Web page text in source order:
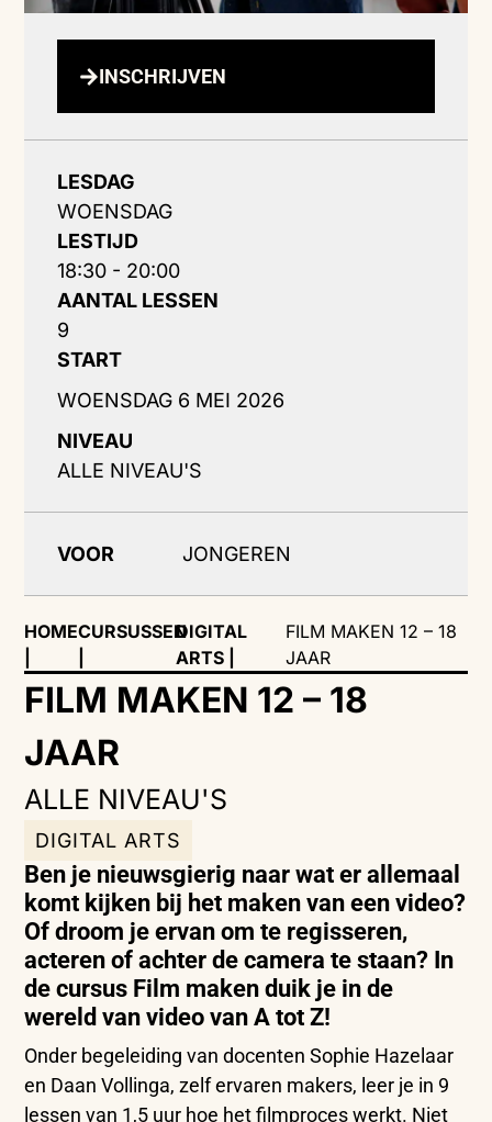
HOMECURSUSSENDIGITAL
ARTS|
FILM MAKEN 12 – 18
JAAR
FILM MAKEN 12 – 18
JAAR
ALLE NIVEAU'S
DIGITAL ARTS
Ben je nieuwsgierig naar wat er allemaal
komt kijken bij het maken van een video?
Of droom je ervan om te regisseren,
acteren of achter de camera te staan? In
de cursus Film maken duik je in de
wereld van video van A tot Z!
Onder begeleiding van docenten Sophie Hazelaar
en DaanVollinga, zelf ervaren makers, leer je in 9
lessen van 1,5 uur hoe het filmproces werkt. Niet
INSCHRIJVEN
LESDAG
WOENSDAG
LESTIJD
18:30 - 20:00
AANTAL LESSEN
9
START
WOENSDAG 6 MEI 2026
NIVEAU
ALLE NIVEAU'S
VOOR JONGEREN